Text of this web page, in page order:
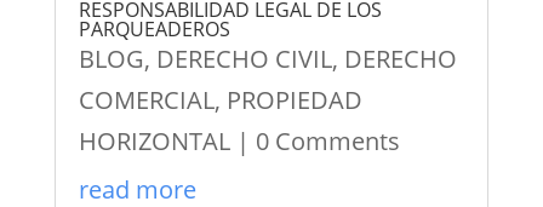
RESPONSABILIDAD LEGAL DE LOS
PARQUEADEROS
BLOG, DERECHO CIVIL, DERECHO
COMERCIAL, PROPIEDAD
HORIZONTAL| 0 Comments
read more